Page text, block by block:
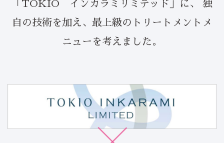
「TOKIO インカラミリミテッド」に、
独
自の技術を加え、最上級のトリートメントメ
ニューを考えました。